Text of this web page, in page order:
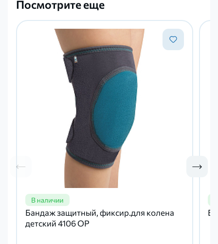
Посмотрите еще
Бандаж защитный, фиксир.для колена
детский 4106 OP